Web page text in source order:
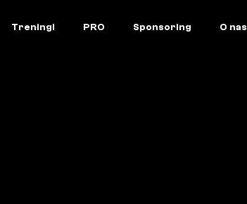
Treningi PRO Sponsoring O nas